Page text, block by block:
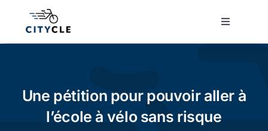
Toggle
Cyclisme urbain
Une pétition pour pouvoir aller à
l’école à vélo sans risque